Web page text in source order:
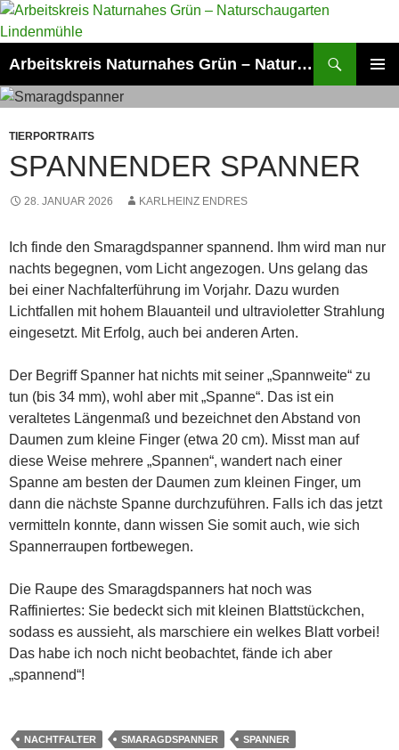
Zum
Inhalt
Arbeitskreis Naturnahes Grün – Naturschaugarten Lindenmühle
TIERPORTRAITS
SPANNENDER SPANNER
28. JANUAR 2026 KARLHEINZ ENDRES
Ich finde den Smaragdspanner spannend. Ihm wird man nur
nachts begegnen, vom Licht angezogen. Uns gelang das
bei einer Nachfalterführung im Vorjahr. Dazu wurden
Lichtfallen mit hohem Blauanteil und ultravioletter Strahlung
eingesetzt. Mit Erfolg, auch bei anderen Arten.
Der Begriff Spanner hat nichts mit seiner „Spannweite“ zu
tun (bis 34 mm), wohl aber mit „Spanne“. Das ist ein
veraltetes Längenmaß und bezeichnet den Abstand von
Daumen zum kleine Finger (etwa 20 cm). Misst man auf
diese Weise mehrere „Spannen“, wandert nach einer
Spanne am besten der Daumen zum kleinen Finger, um
dann die nächste Spanne durchzuführen. Falls ich das jetzt
vermitteln konnte, dann wissen Sie somit auch, wie sich
Spannerraupen fortbewegen.
Die Raupe des Smaragdspanners hat noch was
Raffiniertes: Sie bedeckt sich mit kleinen Blattstückchen,
sodass es aussieht, als marschiere ein welkes Blatt vorbei!
Das habe ich noch nicht beobachtet, fände ich aber
„spannend“!
NACHTFALTER SMARAGDSPANNER SPANNER